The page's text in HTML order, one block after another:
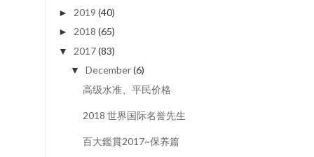
► 2019 (40)
► 2018 (65)
▼ 2017(83)
▼ December(6)
高级水准、平民价格
2018 世界国际名誉先生
百大鑑賞2017~保养篇